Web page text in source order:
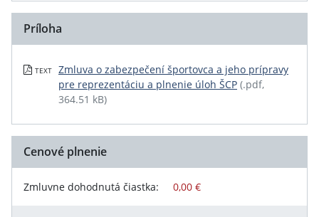
Príloha
TEXT
Zmluva o zabezpečení športovca a jeho prípravy
pre reprezentáciu a plnenie úloh ŠCP (.pdf,
364.51 kB)
Cenové plnenie
Zmluvne dohodnutá čiastka: 0,00 €